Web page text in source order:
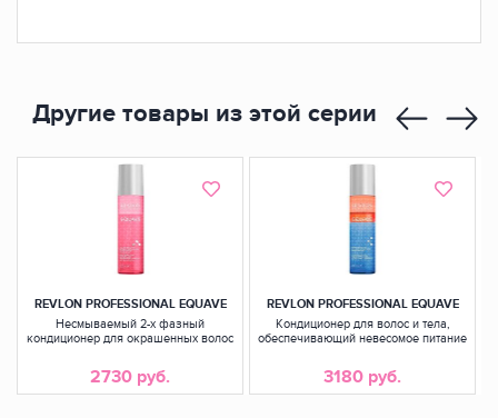
Другие товары из этой серии
REVLON PROFESSIONAL EQUAVE
Несмываемый 2-х фазный
кондиционер для окрашенных волос
2730 руб.
REVLON PROFESSIONAL EQUAVE
Кондиционер для волос и тела,
обеспечивающий невесомое питание
3180 руб.